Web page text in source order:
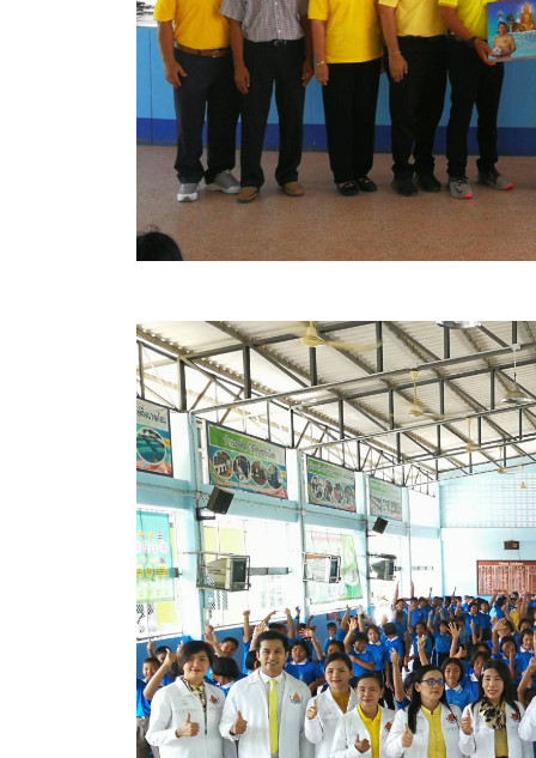
สรุปผลการประเมินความพึงพอใจ
ระบบสืบค้นข้อมูล ประกาศ ก.จ.จ. สุพรรณบุรี (พ.ศ
Document
คลินิกเซ็นเตอร์
รายงานตรวจสอบภายใน
รายงานเครื่องจักรกล อบจ.
ศูนย์อำนวยการการเลือกตั้ง สมาชิกสภาและนายก
งานแผนการบริหารจัดการความเสี่ยงของ อบจ.สุพร